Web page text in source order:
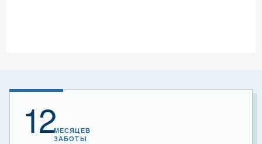
12МЕСЯЦЕВ
ЗАБОТЫ